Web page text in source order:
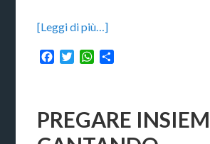
[Leggi di più…]
Facebook
TwitterWhatsApp
PREGARE